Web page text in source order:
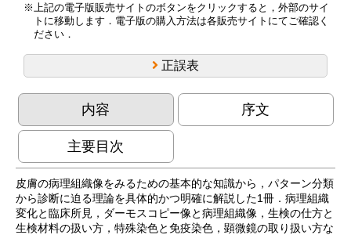
上記の電子版販売サイトのボタンをクリックすると，外部のサイ
トに移動します．電子版の購入方法は各販売サイトにてご確認く
ださい．
正誤表
内容 序文
主要目次
皮膚の病理組織像をみるための基本的な知識から，パターン分類
から診断に迫る理論を具体的かつ明確に解説した1冊．病理組織
変化と臨床所見，ダーモスコピー像と病理組織像，生検の仕方と
生検材料の扱い方，特殊染色と免疫染色，顕微鏡の取り扱い方な